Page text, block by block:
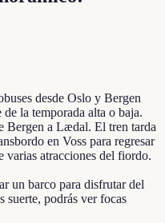
desde Oslo y Bergen
la temporada alta o baja.
Bergen a Lædal. El tren tarda
en Voss para regresar
varias atracciones del fiordo.
un barco para disfrutar del
suerte, podrás ver focas